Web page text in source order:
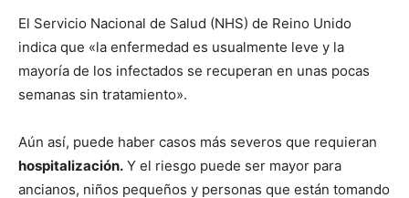
El Servicio Nacional de Salud (NHS) de Reino Unido
indica que «la enfermedad es usualmente leve y la
mayoría de los infectados se recuperan en unas pocas
semanas sin tratamiento».
Aún así, puede haber casos más severos que requieran
hospitalización. Y el riesgo puede ser mayor para
ancianos, niños pequeños y personas que están tomando